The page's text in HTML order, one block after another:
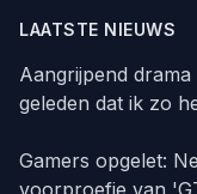
LAATSTE NIEUWS
Aangrijpend
geleden dat ik zo
Gamers opgelet: